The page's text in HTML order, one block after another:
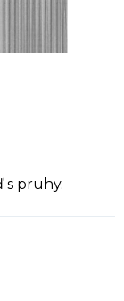
s pruhy.